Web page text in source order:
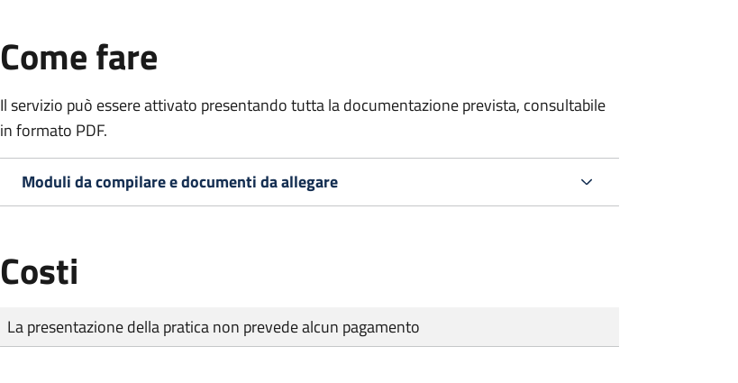
Come fare
Il servizio può essere attivato presentando tutta la documentazione prevista, consultabile
in formato PDF.
Moduli da compilare e documenti da allegare
Costi
Tipo di pagamento
Importo
La presentazione della pratica non prevede alcun pagamento